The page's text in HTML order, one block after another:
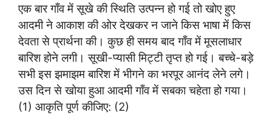
एक बार गाँव में सूखे की स्थिति उत्पन्न हो गई तो खोए हुए
आदमी ने आकाश की ओर देखकर न जाने किस भाषा में किस
देवता से प्रार्थना की। कुछ ही समय बाद गाँव में मूसलाधार
बारिश होने लगी। सूखी-प्यासी मिट्टी तृप्त हो गई। बच्चे-बड़े
सभी इस झमाझम बारिश में भीगने का भरपूर आनंद लेने लगे।
उस दिन से खोया हुआ आदमी गाँव में सबका चहेता हो गया।
(1) आकृति पूर्ण कीजिए: (2)